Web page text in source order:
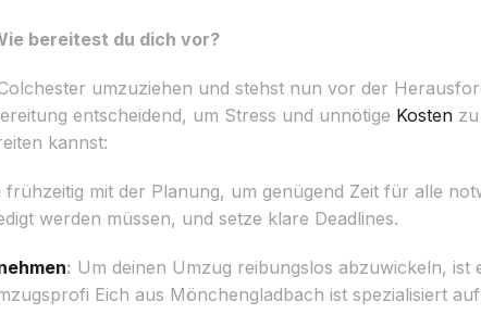
bereitest du dich vor?
umzuziehen und stehst nun vor der
entscheidend, um Stress und unnötige Kosten
kannst:
frühzeitig mit der Planung, um genügend Zeit für alle
werden müssen, und setze klare Deadlines.
: Um deinen Umzug reibungslos abzuwickeln, ist
Eich aus Mönchengladbach ist spezialisiert